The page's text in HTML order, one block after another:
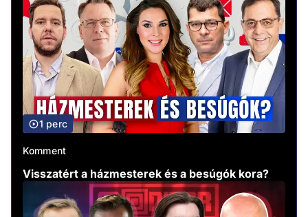
1 perc
Komment
Visszatért a házmesterek és a besúgók kora?